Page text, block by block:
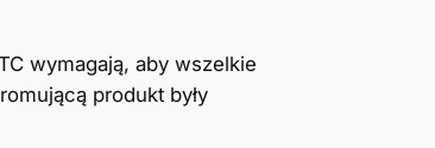
wymagają, aby wszelkie
produkt były